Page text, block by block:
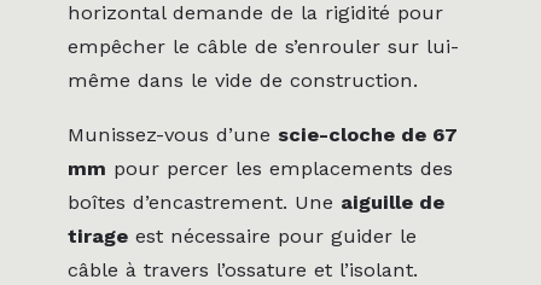
horizontal demande de la rigidité pour
empêcher le câble de s’enrouler sur lui-
même dans le vide de construction.
Munissez-vous d’une scie-cloche de 67
mm pour percer les emplacements des
boîtes d’encastrement. Une aiguille de
tirage est nécessaire pour guider le
câble à travers l’ossature et l’isolant.